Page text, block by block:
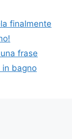
finalmente
frase
in bagno